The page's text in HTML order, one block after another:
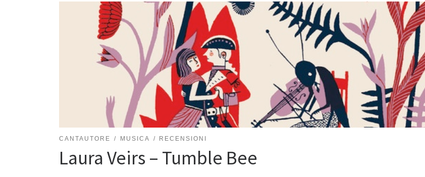
CANTAUTORE MUSICA RECENSIONI
Laura Veirs – Tumble Bee